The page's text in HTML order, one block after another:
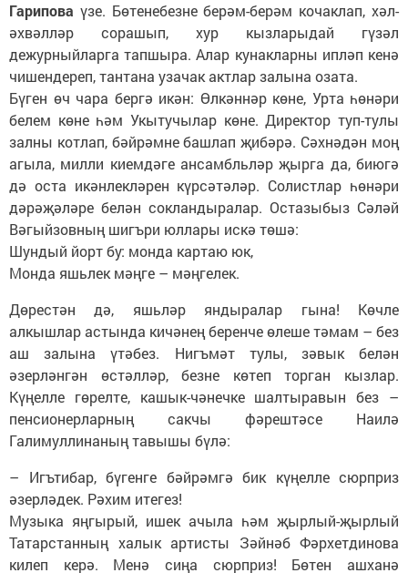
Гарипова үзе. Бөтенебезне берәм-берәм кочаклап, хәл-
әхвәлләр сорашып, хур кызларыдай гүзәл
дежурныйларга тапшыра. Алар кунакларны ипләп кенә
чишендереп, тантана узачак актлар залына озата.
Бүген өч чара бергә икән: Өлкәннәр көне, Урта һөнәри
белем көне һәм Укытучылар көне. Директор туп-тулы
залны котлап, бәйрәмне башлап җибәрә. Сәхнәдән моң
агыла, милли киемдәге ансамбльләр җырга да, биюгә
дә оста икәнлекләрен күрсәтәләр. Солистлар һөнәри
дәрәҗәләре белән сокландыралар. Остазыбыз Сәләй
Вәгыйзовның шигъри юллары искә төшә:
Шундый йорт бу: монда картаю юк,
Монда яшьлек мәңге – мәңгелек.
Дөрестән дә, яшьләр яндыралар гына! Көчле
алкышлар астында кичәнең беренче өлеше тәмам – без
аш залына үтәбез. Нигъмәт тулы, зәвык белән
әзерләнгән өстәлләр, безне көтеп торган кызлар.
Күңелле гөрелте, кашык-чәнечке шалтыравын без –
пенсионерларның сакчы фәрештәсе Наилә
Галимуллинаның тавышы бүлә:
– Игътибар, бүгенге бәйрәмгә бик күңелле сюрприз
әзерләдек. Рәхим итегез!
Музыка яңгырый, ишек ачыла һәм җырлый-җырлый
Татарстанның халык артисты Зәйнәб Фәрхетдинова
килеп керә. Менә сиңа сюрприз! Бөтен ашханә